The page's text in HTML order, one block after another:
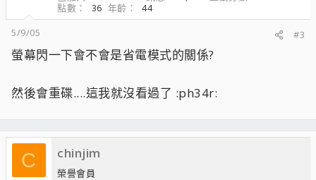
點數
36 年齡
44
5/9/05
#3
螢幕閃一下會不會是省電模式的關係?
然後會重碟....這我就沒看過了 :ph34r:
C chinjim
榮譽會員